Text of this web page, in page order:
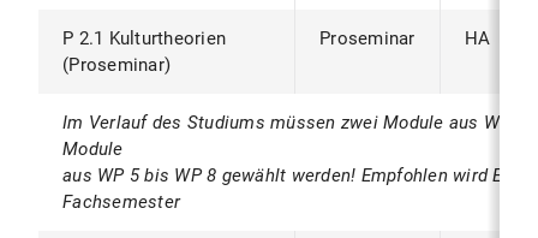
P 2.1 Kulturtheorien
(Proseminar)
Proseminar HA
Im Verlauf des Studiums müssen zwei Module aus WP 1
Module
aus WP 5 bis WP 8 gewählt werden! Empfohlen wird EIN
Fachsemester